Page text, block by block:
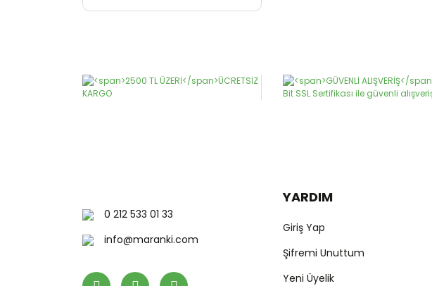
0 212 533 01 33
info@maranki.com
YARDIM
Giriş Yap
Şifremi Unuttum
Yeni Üyelik